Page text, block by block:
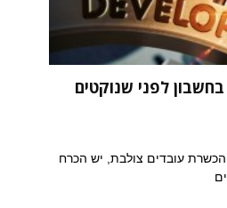
בחשבון לפני שנוקטים
עובדים צולבת, יש הכרח